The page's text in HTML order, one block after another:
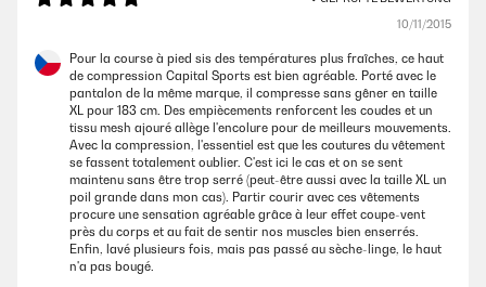
10/11/2015
Pour la course à pied sis des températures plus fraîches, ce haut
de compression Capital Sports est bien agréable. Porté avec le
pantalon de la même marque, il compresse sans gêner en taille
XL pour 183 cm. Des empiècements renforcent les coudes et un
tissu mesh ajouré allège l'encolure pour de meilleurs mouvements.
Avec la compression, l'essentiel est que les coutures du vêtement
se fassent totalement oublier. C'est ici le cas et on se sent
maintenu sans être trop serré (peut-être aussi avec la taille XL un
poil grande dans mon cas). Partir courir avec ces vêtements
procure une sensation agréable grâce à leur effet coupe-vent
près du corps et au fait de sentir nos muscles bien enserrés.
Enfin, lavé plusieurs fois, mais pas passé au sèche-linge, le haut
n'a pas bougé.